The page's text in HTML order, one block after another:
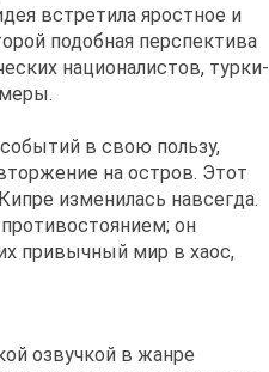
встретила яростное и
подобная перспектива
националистов, турки-
в свою пользу,
на остров. Этот
изменилась навсегда.
он
привычный мир в хаос,
озвучкой в жанре